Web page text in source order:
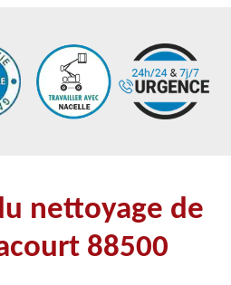
nettoyage de
88500